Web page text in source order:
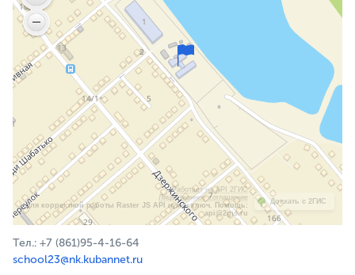
Работает на API 2ГИС
Лицензионное соглашение
Для корректной работы Raster JS API нужен ключ. Помощь:
api@2gis.ru
Доехать с 2ГИС
Тел.: +7 (861)95-4-16-64
school23@nk.kubannet.ru